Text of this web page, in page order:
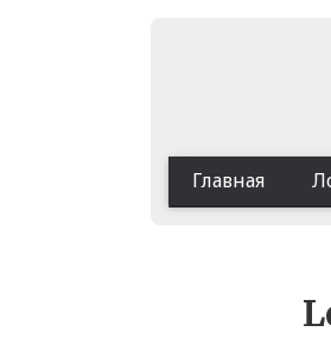
Главная